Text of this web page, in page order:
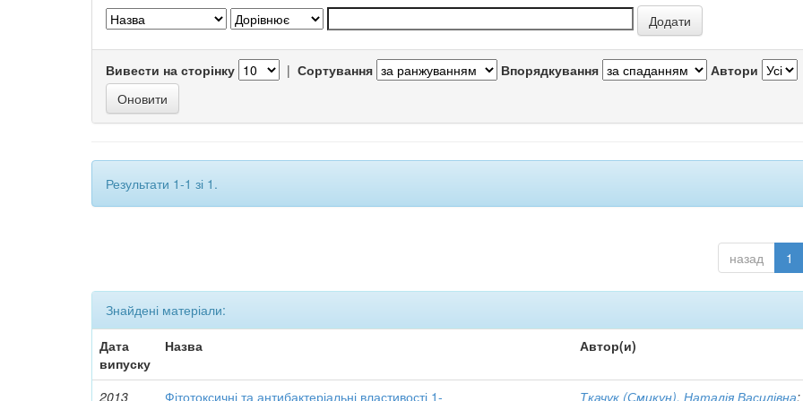
Вивести на сторінку | Сортування Впорядкування Автори
Результати 1-1 зі 1.
назад 1
Знайдені матеріали:
Дата
випуску
Назва Автор(и)
2013 Фітотоксичні та антибактеріальні властивості 1- Ткачук (Смикун), Наталія Василівна;